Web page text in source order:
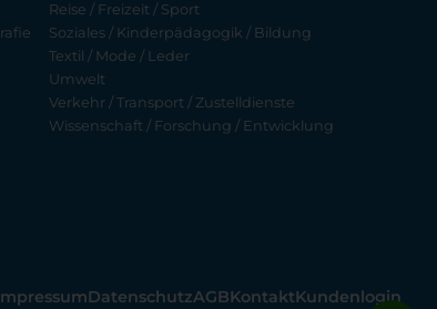
Reise / Freizeit / Sport
Soziales / Kinderpädagogik / Bildung
Textil / Mode / Leder
Umwelt
Verkehr / Transport / Zustelldienste
Wissenschaft / Forschung / Entwicklung
DatenschutzAGBKontaktKundenlogin